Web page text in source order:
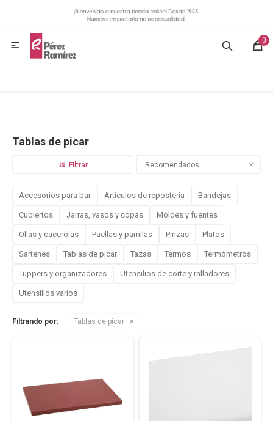
0

Tablas de picar
Recomendados
Accesorios para bar Artículos de repostería Bandejas
Cubiertos Jarras, vasos y copas Moldes y fuentes
Ollas y cacerolas Paellas y parrillas Pinzas Platos
Sartenes Tablas de picar Tazas Termos Termómetros
Tuppers y organizadores Utensilios de corte y ralladores
Utensilios varios
Filtrando por: Tablas de picar
GASTRONOMÍA
BLOG
CONTACTO